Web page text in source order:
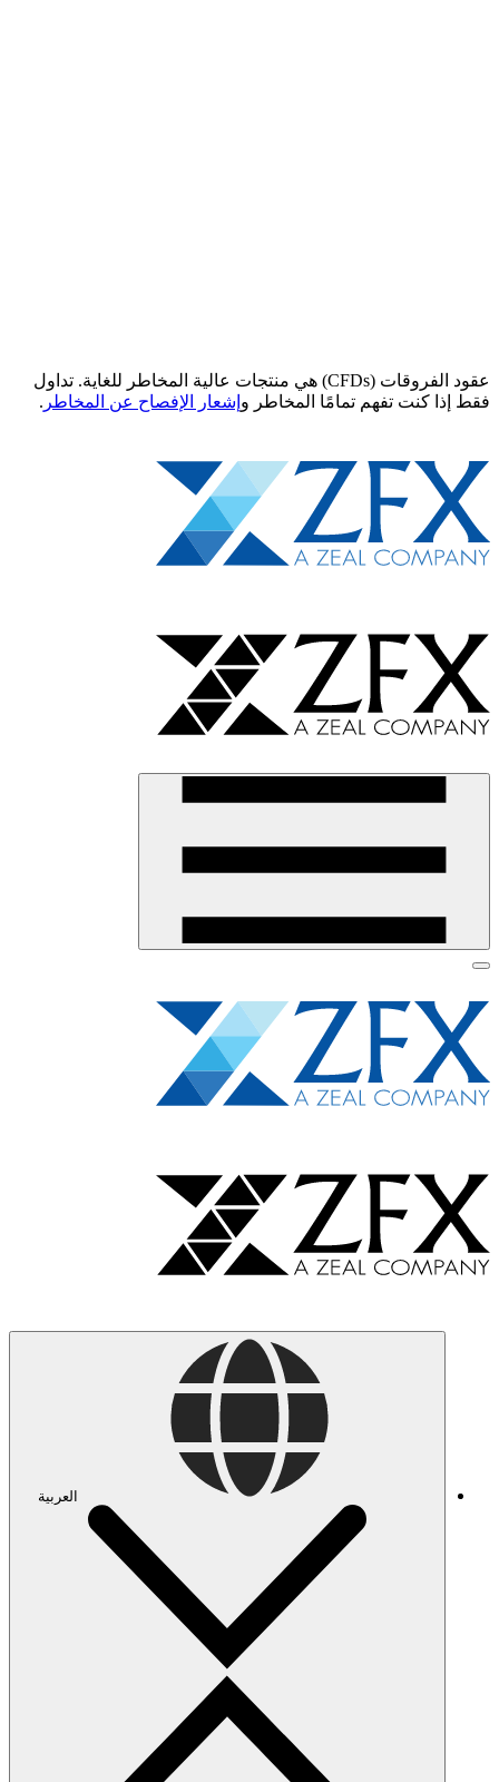
عقود الفروقات (CFDs) هي منتجات عالية المخاطر للغاية. تداول
فقط إذا كنت تفهم تمامًا المخاطر و إشعار الإفصاح عن المخاطر .
العربية